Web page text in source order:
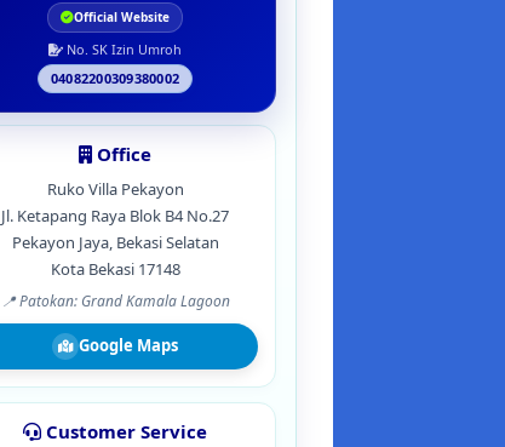
Official Website
No. SK Izin Umroh
04082200309380002
Office
Ruko Villa Pekayon
Jl. Ketapang Raya Blok B4 No.27
Pekayon Jaya, Bekasi Selatan
Kota Bekasi 17148
📍 Patokan: Grand Kamala Lagoon
Google Maps
Customer Service